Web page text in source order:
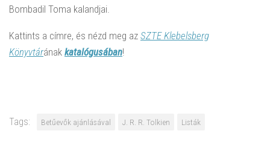
Bombadil Toma kalandjai.
Kattints a címre, és nézd meg az SZTE Klebelsberg
Könyvtárának katalógusában!
Tags: Betűevők ajánlásával J. R. R. Tolkien Listák